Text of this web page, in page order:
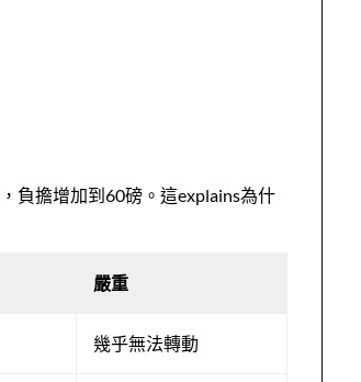
負擔增加到60磅。這explains為什
嚴重
幾乎無法轉動